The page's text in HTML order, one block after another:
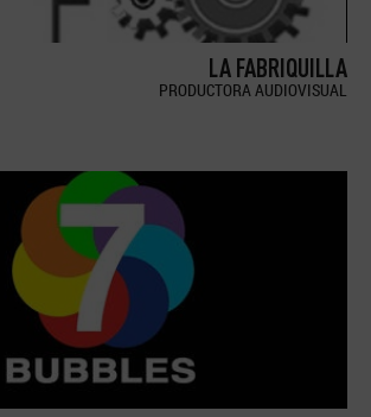
LA FABRIQUILLA
PRODUCTORA AUDIOVISUAL